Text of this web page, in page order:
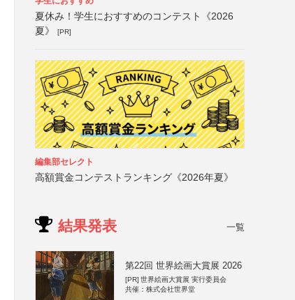
夏休み！学生におすすめのコンテスト《2026
夏》
[PR]
編集部セレクト
高額賞金コンテストランキング《2026年夏》
結果発表 一覧
第22回 世界絵画大賞展 2026
[PR] 世界絵画大賞展 実行委員会
共催：株式会社世界堂